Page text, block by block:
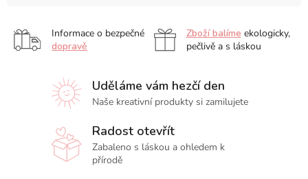
Informace o bezpečné
dopravě
Zboží balíme ekologicky,
pečlivě a s láskou
Uděláme vám hezčí den
Naše kreativní produkty si zamilujete
Radost otevřít
Zabaleno s láskou a ohledem k
přírodě